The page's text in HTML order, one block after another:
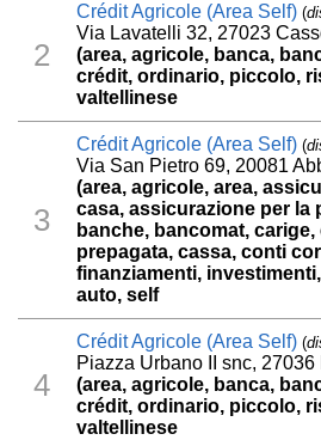
2
Crédit Agricole (Area Self) (
Via Lavatelli 32, 27023
(area, agricole, banca,
crédit, ordinario, piccolo,
valtellinese
3
Crédit Agricole (Area Self) (
Via San Pietro 69, 20081
(area, agricole, area,
casa, assicurazione per la
banche, bancomat,
prepagata, cassa, conti
finanziamenti,
auto, self
4
Crédit Agricole (Area Self) (
Piazza Urbano II snc, 27036
(area, agricole, banca,
crédit, ordinario, piccolo,
valtellinese